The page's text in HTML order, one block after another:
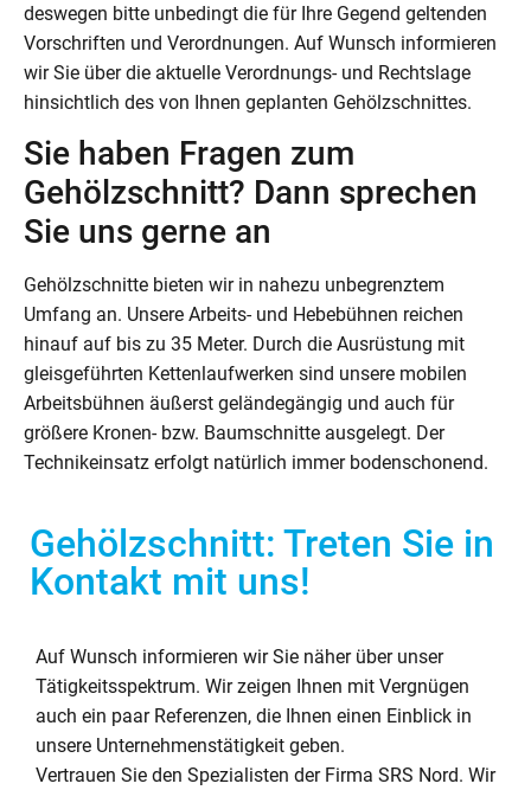
deswegen bitte unbedingt die für Ihre Gegend geltenden
Vorschriften und Verordnungen. Auf Wunsch informieren
wir Sie über die aktuelle Verordnungs- und Rechtslage
hinsichtlich des von Ihnen geplanten Gehölzschnittes.
Sie haben Fragen zum
Gehölzschnitt? Dann sprechen
Sie uns gerne an
Gehölzschnitte bieten wir in nahezu unbegrenztem
Umfang an. Unsere Arbeits- und Hebebühnen reichen
hinauf auf bis zu 35 Meter. Durch die Ausrüstung mit
gleisgeführten Kettenlaufwerken sind unsere mobilen
Arbeitsbühnen äußerst geländegängig und auch für
größere Kronen- bzw. Baumschnitte ausgelegt. Der
Technikeinsatz erfolgt natürlich immer bodenschonend.
Gehölzschnitt: Treten Sie in
Kontakt mit uns!
Auf Wunsch informieren wir Sie näher über unser
Tätigkeitsspektrum. Wir zeigen Ihnen mit Vergnügen
auch ein paar Referenzen, die Ihnen einen Einblick in
unsere Unternehmenstätigkeit geben.
Vertrauen Sie den Spezialisten der Firma SRS Nord. Wir